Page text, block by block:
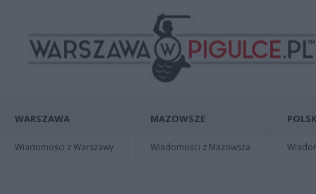
WARSZAWA
Wiadomości z Warszawy
MAZOWSZE
Wiadomości z Mazowsza